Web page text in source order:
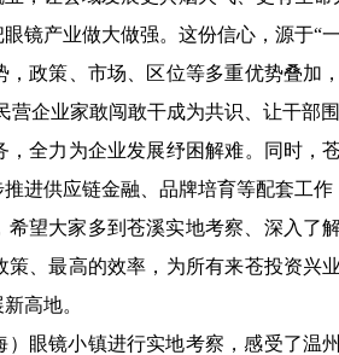
镜产业做大做强。这份信心，源于
政策、市场、区位等多重优势叠
营企业家敢闯敢干成为共识、让干部
全力为企业发展纾困解难。同时
进供应链金融、品牌培育等配套工作
望大家多到苍溪实地考察、深入了
、最高的效率，为所有来苍投资
高地。
眼镜小镇进行实地考察，感受了